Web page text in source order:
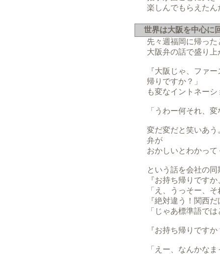
楽しんでもらえた
世界は大阪を中心に
先々週福岡に帰っ
大阪弁の話で盛り上
『大阪じゃ、ファ
帰りですか？」
も変なイントネー
「うわー何それ、
変だ変だと笑いあ
弁が
おかしいとわかっ
という話を会社の
『お持ち帰りです
「え、うっそー、
『絶対違う！関西
「じゃあ標準語で
『お持ち帰りですか
「えー、なんかな